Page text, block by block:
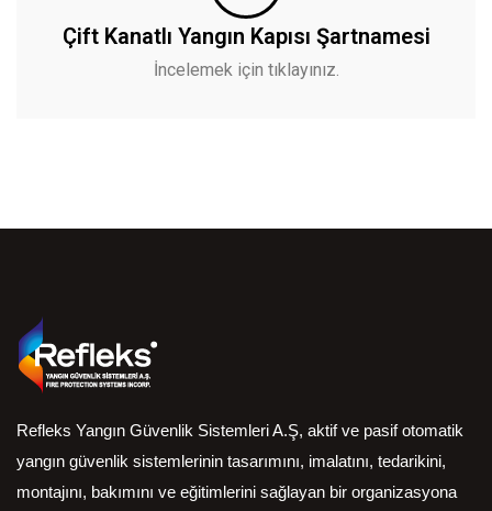
Çift Kanatlı Yangın Kapısı Şartnamesi
İncelemek için tıklayınız.
Refleks Yangın Güvenlik Sistemleri A.Ş, aktif ve pasif otomatik
yangın güvenlik sistemlerinin tasarımını, imalatını, tedarikini,
montajını, bakımını ve eğitimlerini sağlayan bir organizasyona